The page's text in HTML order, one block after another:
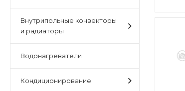
Внутрипольные конвекторы
и радиаторы
Водонагреватели
Кондиционирование